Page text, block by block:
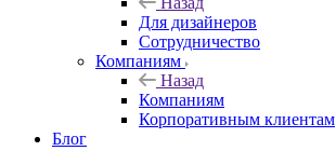
Для дизайнеров
Сотрудничество
Компаниям
Назад
Компаниям
Корпоративным клиентам
Блог